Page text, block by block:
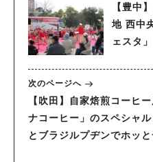
【豊中
地 西中
ェスタ
次のページへ
【吹田】自家焙煎コーヒ
ナコーヒー」のスペシャ
とブラジルプヂンでホッと